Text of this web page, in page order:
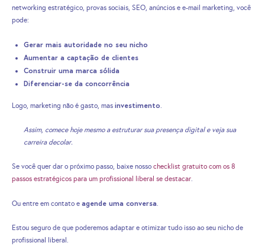
networking estratégico, provas sociais, SEO, anúncios e e-mail marketing, você
pode:
Gerar mais autoridade no seu nicho
Aumentar a captação de clientes
Construir uma marca sólida
Diferenciar-se da concorrência
Logo, marketing não é gasto, mas investimento
Assim, comece hoje mesmo a estruturar sua presença digital e veja sua
carreira decolar.
Se você quer dar o próximo passo, baixe nosso checklist gratuito com os 8
passos estratégicos para um profissional liberal se destacar
Ou entre em contato e agende uma conversa
Estou seguro de que poderemos adaptar e otimizar tudo isso ao seu nicho de
profissional liberal.